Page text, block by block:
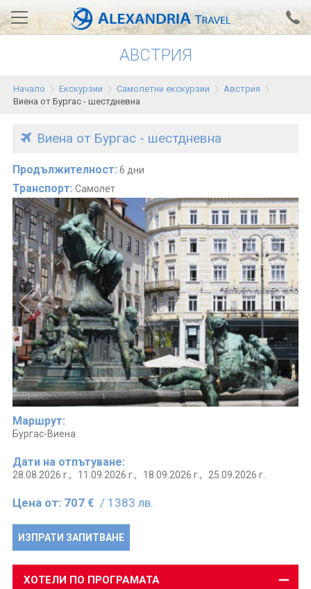
Проверка на резервация
АЛЕКСАНДРИЯ хотели
Египет
Екскурзии
0700 18 308 Запитване
АВСТРИЯ
Начало Екскурзии Самолетни екскурзии
Австрия
Виена от Бургас - шестдневна
Виена от Бургас - шестдневна
Продължителност: 6 дни
Транспорт: Самолет
Маршрут:
Бургас-Виена
Дати на отпътуване:
28.08.2026 г., 11.09.2026 г., 18.09.2026 г., 25.09.2026 г.
Цена от: 707 € / 1383 лв.
ИЗПРАТИ ЗАПИТВАНЕ
ХОТЕЛИ ПО ПРОГРАМАТА